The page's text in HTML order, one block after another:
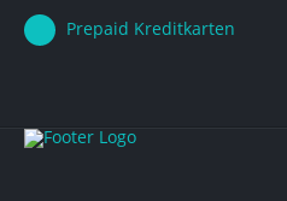
Prepaid Kreditkarten